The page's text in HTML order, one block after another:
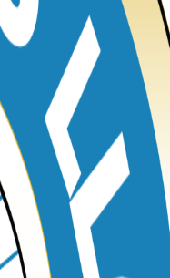
kilometraje libre y